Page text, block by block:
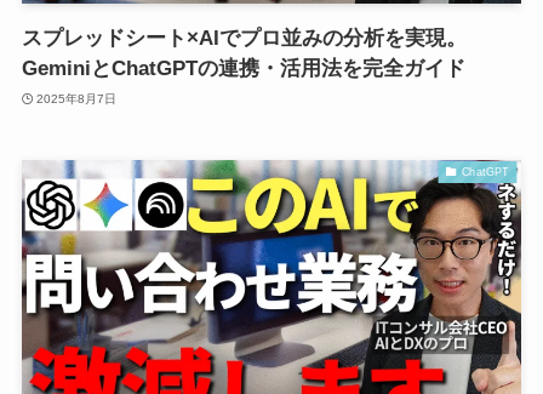
スプレッドシート×AIでプロ並みの分析を実現。
GeminiとChatGPTの連携・活用法を完全ガイド
2025年8月7日
ChatGPT